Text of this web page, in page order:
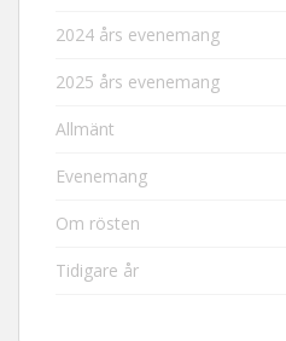
2024 års evenemang
2025 års evenemang
Allmänt
Evenemang
Om rösten
Tidigare år